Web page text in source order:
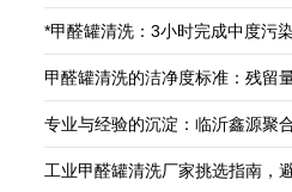
*甲醛罐清洗：3小时完成中度污
甲醛罐清洗的洁净度标准：残留
专业与经验的沉淀：临沂鑫源聚
工业甲醛罐清洗厂家挑选指南，